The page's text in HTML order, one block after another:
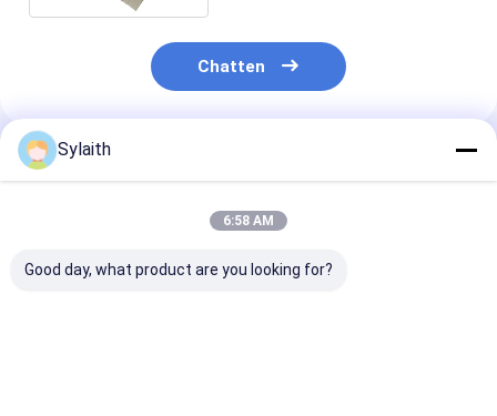
Chatten
Geadviseerde Producten
Sylaith
6:58 AM
Good day, what product are you looking for?